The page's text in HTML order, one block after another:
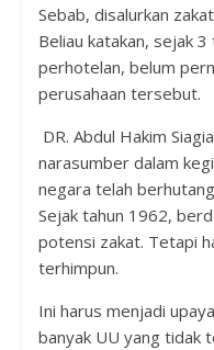
Sebab, disalurkan
Beliau katakan, sejak
perhotelan, belum
perusahaan tersebut.
DR. Abdul Hakim
narasumber dalam
negara telah
Sejak tahun 1962,
potensi zakat. Tetapi
terhimpun.
Ini harus menjadi
banyak UU yang tidak